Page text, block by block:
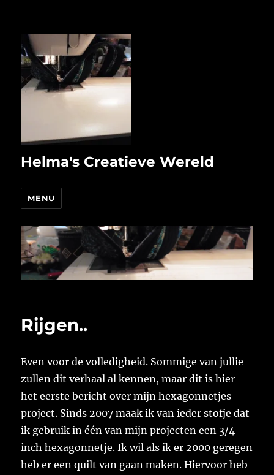
Helma's Creatieve Wereld
MENU
Rijgen..
Even voor de volledigheid. Sommige van jullie
zullen dit verhaal al kennen, maar dit is hier
het eerste bericht over mijn hexagonnetjes
project. Sinds 2007 maak ik van ieder stofje dat
ik gebruik in één van mijn projecten een 3/4
inch hexagonnetje. Ik wil als ik er 2000 geregen
heb er een quilt van gaan maken. Hiervoor heb